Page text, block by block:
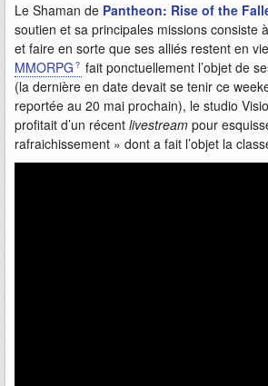
Le Shaman de Pantheon: Rise of the
soutien et sa principales missions consiste
et faire en sorte que ses alliés restent en
MMORPG
fait ponctuellement l’objet de
(la dernière en date devait se tenir ce
reportée au 20 mai prochain), le studio
profitait d’un récent livestream pour
rafraichissement » dont a fait l’objet la